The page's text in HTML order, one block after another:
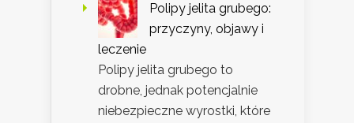
Polipy jelita grubego:
przyczyny, objawy i
leczenie
Polipy jelita grubego to
drobne, jednak potencjalnie
niebezpieczne wyrostki, które